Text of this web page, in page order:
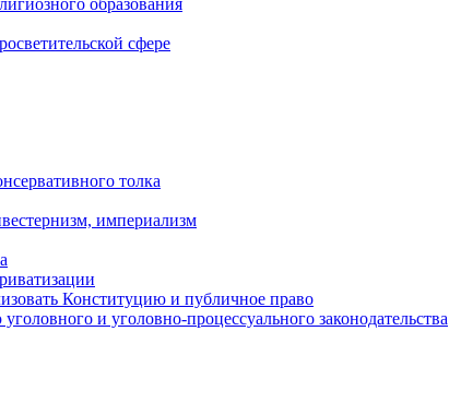
образования
сфере
толка
империализм
Конституцию и публичное право
и уголовно-процессуального законодательства